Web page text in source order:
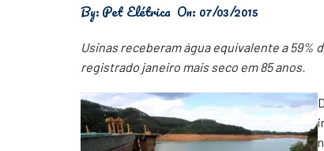
Meio Ambiente
Saúde
Tecnologia
By:Pet Elétrica On: 07/03/2015
Usinas receberam água equivalente a
registrado janeiro mais seco em 85 anos.